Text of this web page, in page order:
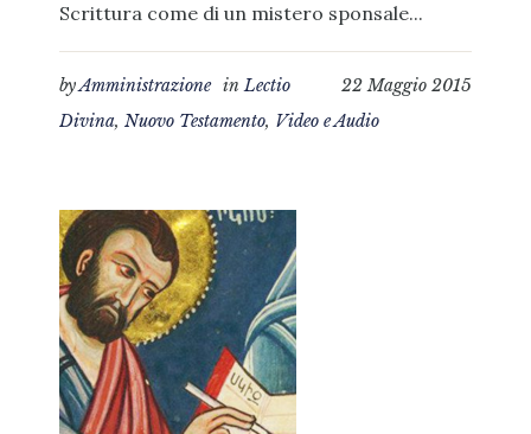
Scrittura come di un mistero sponsale...
22 Maggio 2015
byAmministrazione inLectio
Divina, Nuovo Testamento, Video e Audio